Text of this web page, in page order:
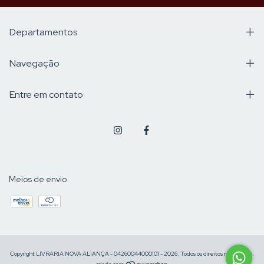
Departamentos
Navegação
Entre em contato
Meios de envio
Copyright LIVRARIA NOVA ALIANÇA - 04260044000101 - 2026. Todos os direitos reservados.